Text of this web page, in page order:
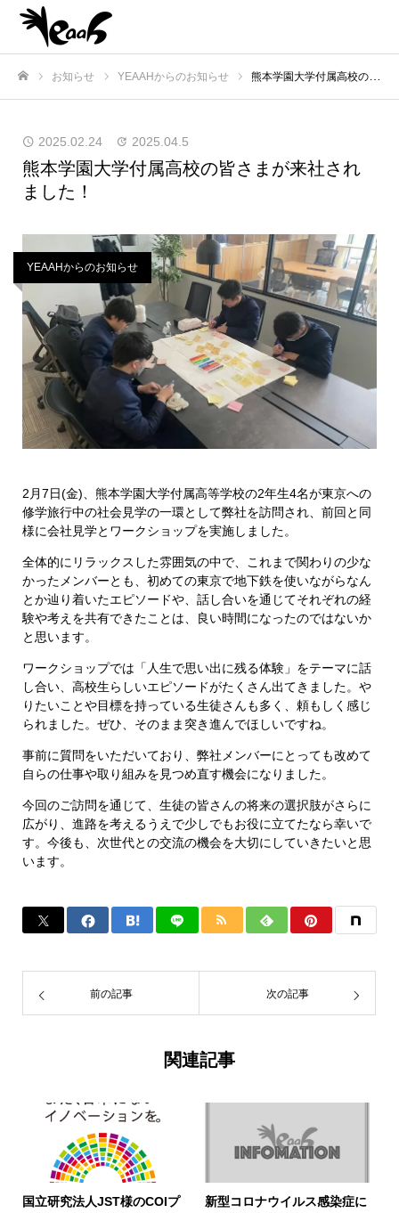
お知らせ YEAAHからのお知らせ 熊本学園大学付属高校の皆さまが来社されました！
2025.02.24 2025.04.5
熊本学園大学付属高校の皆さまが来社され
ました！
YEAAHからのお知らせ
2月7日(金)、熊本学園大学付属高等学校の2年生4名が東京への
修学旅行中の社会見学の一環として弊社を訪問され、前回と同
様に会社見学とワークショップを実施しました。
全体的にリラックスした雰囲気の中で、これまで関わりの少な
かったメンバーとも、初めての東京で地下鉄を使いながらなん
とか辿り着いたエピソードや、話し合いを通じてそれぞれの経
験や考えを共有できたことは、良い時間になったのではないか
と思います。
ワークショップでは「人生で思い出に残る体験」をテーマに話
し合い、高校生らしいエピソードがたくさん出てきました。や
りたいことや目標を持っている生徒さんも多く、頼もしく感じ
られました。ぜひ、そのまま突き進んでほしいですね。
事前に質問をいただいており、弊社メンバーにとっても改めて
自らの仕事や取り組みを見つめ直す機会になりました。
今回のご訪問を通じて、生徒の皆さんの将来の選択肢がさらに
広がり、進路を考えるうえで少しでもお役に立てたなら幸いで
す。今後も、次世代との交流の機会を大切にしていきたいと思
います。
前の記事 次の記事
関連記事
国立研究法人JST様のCOIプ
新型コロナウイルス感染症に